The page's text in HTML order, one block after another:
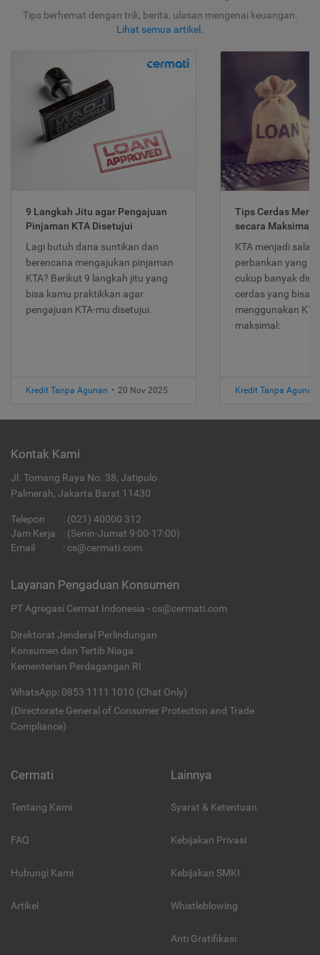
Tips berhemat dengan trik, berita, ulasan mengenai keuangan.
Lihat semua artikel .
9 Langkah Jitu agar Pengajuan
Pinjaman KTA Disetujui
Lagi butuh dana suntikan dan
berencana mengajukan pinjaman
KTA? Berikut 9 langkah jitu yang
bisa kamu praktikkan agar
pengajuan KTA-mu disetujui.
Kredit Tanpa Agunan • 20 Nov 2025
Tips Cerdas
secara Maksimal
KTA menjadi
perbankan yang
cukup banyak
cerdas yang bisa
menggunakan
maksimal:
Kredit Tanpa Agunan
Kontak Kami
Jl. Tomang Raya No. 38, Jatipulo
Palmerah, Jakarta Barat 11430
Telepon : (021) 40000 312
Jam Kerja
: (Senin-Jumat 9:00-17:00)
Email
: cs@cermati.com
Layanan Pengaduan Konsumen
PT Agregasi Cermat Indonesia - cs@cermati.com
Direktorat Jenderal Perlindungan
Konsumen dan Tertib Niaga
Kementerian Perdagangan RI
WhatsApp: 0853 1111 1010 (Chat Only)
(Directorate General of Consumer Protection and Trade
Compliance)
Cermati
Tentang Kami
FAQ
Hubungi Kami
Artikel
Lainnya
Syarat & Ketentuan
Kebijakan Privasi
Kebijakan SMKI
Whistleblowing
Anti Gratifikasi